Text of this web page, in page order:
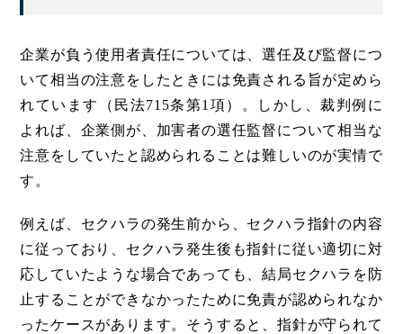
企業が負う使用者責任については、選任及び監督につ
いて相当の注意をしたときには免責される旨が定めら
れています（民法715条第1項）。しかし、裁判例に
よれば、企業側が、加害者の選任監督について相当な
注意をしていたと認められることは難しいのが実情で
す。
例えば、セクハラの発生前から、セクハラ指針の内容
に従っており、セクハラ発生後も指針に従い適切に対
応していたような場合であっても、結局セクハラを防
止することができなかったために免責が認められなか
ったケースがあります。そうすると、指針が守られて